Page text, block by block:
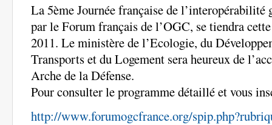
La 5ème Journée française de l’interopérabilité
par le Forum français de l’OGC, se tiendra
2011. Le ministère de l’Ecologie, du
Transports et du Logement sera heureux de
Arche de la Défense.
Pour consulter le programme détaillé et vous
http://www.forumogcfrance.org/